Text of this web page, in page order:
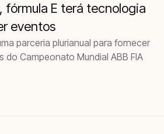
fórmula E terá tecnologia
eventos
parceria plurianual para fornecer
Campeonato Mundial ABB FIA